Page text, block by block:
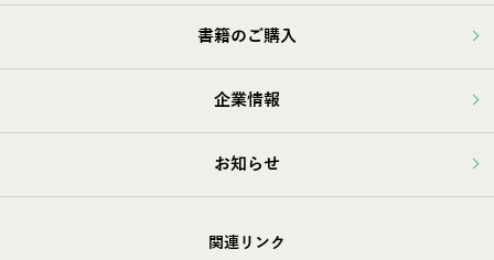
書籍のご購入
企業情報
お知らせ
関連リンク